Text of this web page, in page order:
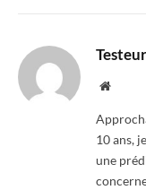
Website
10 ans,
une